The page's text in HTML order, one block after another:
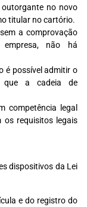
no novo
titular no cartório.
a comprovação
não há
é possível admitir o
que a cadeia de
competência legal
os requisitos legais
dispositivos da Lei
e do registro do